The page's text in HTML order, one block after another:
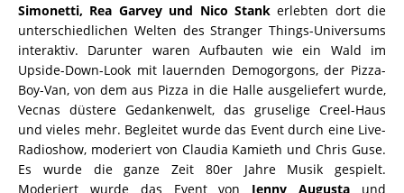
Simonetti, Rea Garvey und Nico Stankerlebten dort die
unterschiedlichen Welten des Stranger Things-Universums
interaktiv. Darunter waren Aufbauten wie ein Wald im
Upside-Down-Look mit lauernden Demogorgons, der Pizza-
Boy-Van, von dem aus Pizza in die Halle ausgeliefert wurde,
Vecnas düstere Gedankenwelt, das gruselige Creel-Haus
und vieles mehr. Begleitet wurde das Event durch eine Live-
Radioshow, moderiert von Claudia Kamieth und Chris Guse.
Es wurde die ganze Zeit 80er Jahre Musik gespielt.
Moderiert wurde das Event von Jenny Augusta und